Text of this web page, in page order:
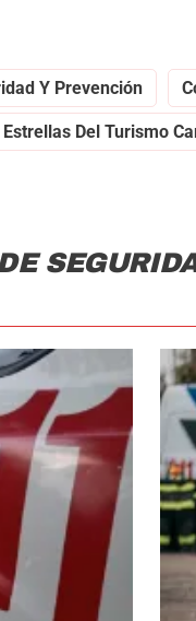
Y Prevención
Estrellas Del Turismo